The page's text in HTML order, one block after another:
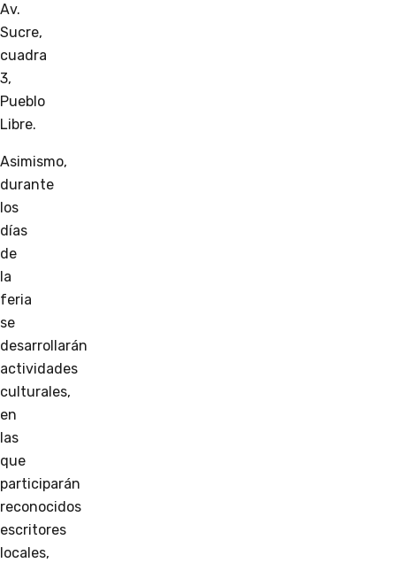
Av.
Sucre,
cuadra
3,
Pueblo
Libre.
Asimismo,
durante
los
días
de
la
feria
se
desarrollarán
actividades
culturales,
en
las
que
participarán
reconocidos
escritores
locales,